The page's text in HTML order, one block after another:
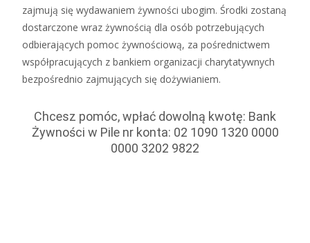
zajmują się wydawaniem żywności ubogim. Środki zostaną
dostarczone wraz żywnością dla osób potrzebujących
odbierających pomoc żywnościową, za pośrednictwem
współpracujących z bankiem organizacji charytatywnych
bezpośrednio zajmujących się dożywianiem.
Chcesz pomóc, wpłać dowolną kwotę: Bank
Żywności w Pile nr konta: 02 1090 1320 0000
0000 3202 9822